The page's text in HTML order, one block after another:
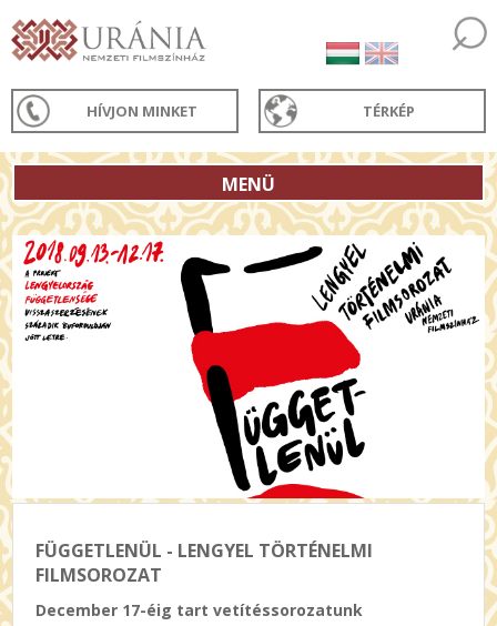
HÍVJON MINKET TÉRKÉP
MENÜ
FÜGGETLENÜL - LENGYEL TÖRTÉNELMI
FILMSOROZAT
December 17-éig tart vetítéssorozatunk